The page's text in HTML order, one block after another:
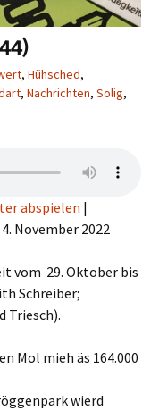
, Hühsched,
, Nachrichten, Solig,
abspielen |
November 2022
vom 29. Oktober bis
Schreiber;
Triesch).
Mol mieh äs 164.000
wierd